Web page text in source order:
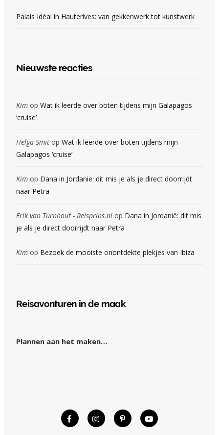
Palais Idéal in Hauterives: van gekkenwerk tot kunstwerk
Nieuwste reacties
Kim op Wat ik leerde over boten tijdens mijn Galapagos
‘cruise’
Helga Smit op Wat ik leerde over boten tijdens mijn
Galapagos ‘cruise’
Kim op Dana in Jordanië: dit mis je als je direct doorrijdt
naar Petra
Erik van Turnhout - Reisprins.nl op Dana in Jordanië: dit mis
je als je direct doorrijdt naar Petra
Kim op Bezoek de mooiste onontdekte plekjes van Ibiza
Reisavonturen in de maak
Plannen aan het maken…